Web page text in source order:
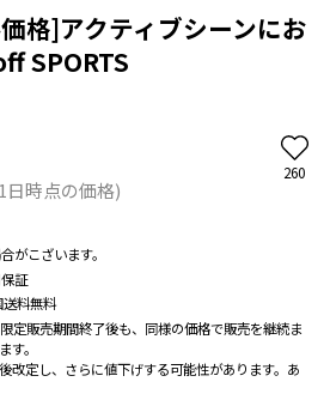
格]アクティブシーンにお
SPORTS
日時点の価格)
260
がこざいます。
証
料無料
定販売期間終了後も、同様の価格で販売を継続ま
す。
改定し、さらに値下げする可能性があります。あ